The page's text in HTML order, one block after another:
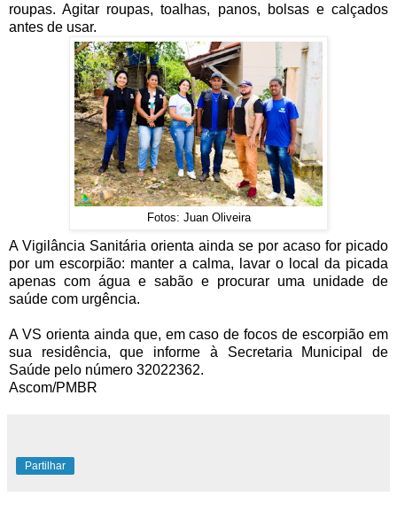
roupas. Agitar roupas, toalhas, panos, bolsas e calçados
antes de usar.
Fotos: Juan Oliveira
A Vigilância Sanitária orienta ainda se por acaso for picado
por um escorpião: manter a calma, lavar o local da picada
apenas com água e sabão e procurar uma unidade de
saúde com urgência.
A VS orienta ainda que, em caso de focos de escorpião em
sua residência, que informe à Secretaria Municipal de
Saúde pelo número 32022362.
Ascom/PMBR
Partilhar